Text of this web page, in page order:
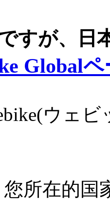
すが、日
Global
ウェ
所在的国